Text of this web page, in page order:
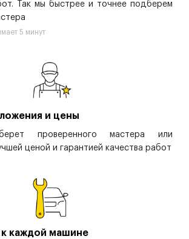
Так мы быстрее и точнее подберем
5 минут
и цены
проверенного мастера или
ценой и гарантией качества работ
каждой машине